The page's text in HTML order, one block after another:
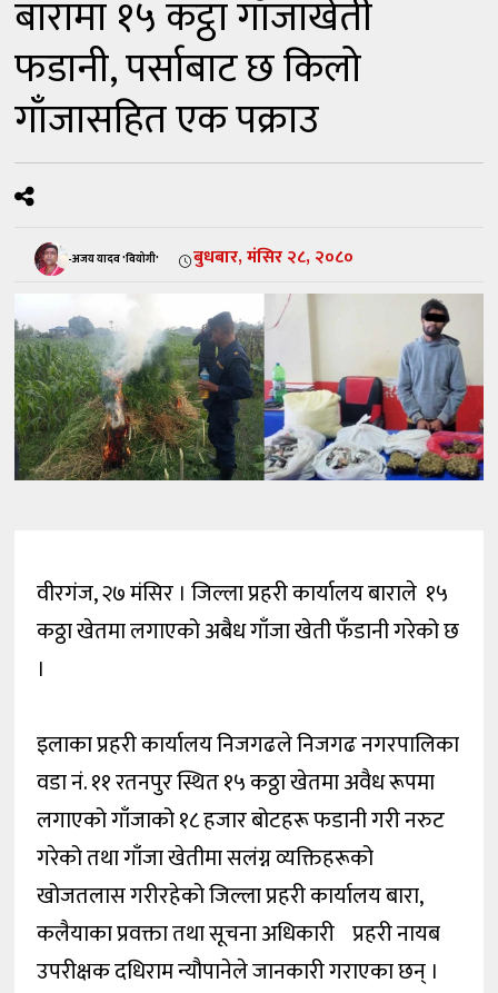
बारामा १५ कट्ठा गाँजाखेती
फडानी, पर्साबाट छ किलो
गाँजासहित एक पक्राउ
-अजय यादव 'वियोगी' बुधबार, मंसिर २८, २०८०
वीरगंज, २७ मंसिर । जिल्ला प्रहरी कार्यालय बाराले १५
कठ्ठा खेतमा लगाएको अबैध गाँजा खेती फँडानी गरेको छ
।
इलाका प्रहरी कार्यालय निजगढले निजगढ नगरपालिका
वडा नं. ११ रतनपुर स्थित १५ कठ्ठा खेतमा अवैध रूपमा
लगाएको गाँजाको १८ हजार बोटहरू फडानी गरी नरुट
गरेको तथा गाँजा खेतीमा सलंग्न व्यक्तिहरूको
खोजतलास गरीरहेको जिल्ला प्रहरी कार्यालय बारा,
कलैयाका प्रवक्ता तथा सूचना अधिकारी प्रहरी नायब
उपरीक्षक दधिराम न्यौपानेले जानकारी गराएका छन् ।